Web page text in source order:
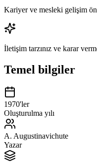
Kariyer ve mesleki gelişim
İletişim tarzınız ve karar
Temel bilgiler
1970'ler
Oluşturulma yılı
A. Augustinavichute
Yazar